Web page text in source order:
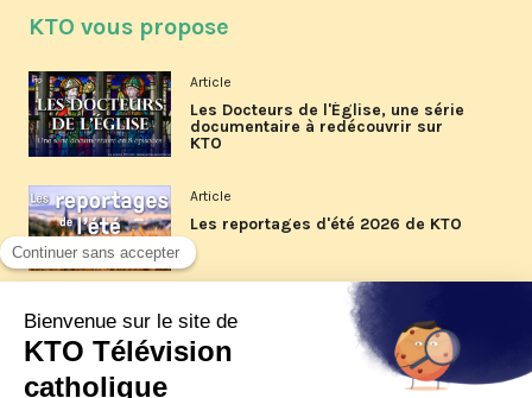
KTO vous propose
Article
Les Docteurs de l'Église, une série
documentaire à redécouvrir sur
KTO
Article
Les reportages d'été 2026 de KTO
La visite pastorale du pape Léon
XIV à Assise à suivre sur KTO le
jeudi 6 août